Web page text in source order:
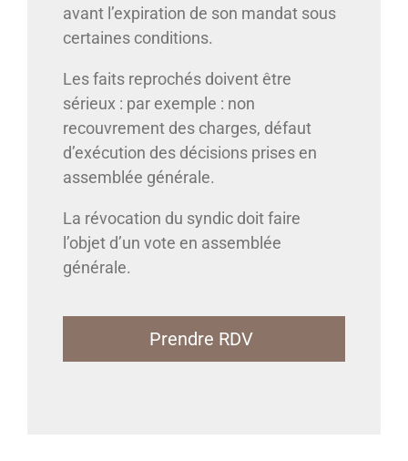
avant l’expiration de son mandat sous
certaines conditions.
Les faits reprochés doivent être
sérieux : par exemple : non
recouvrement des charges, défaut
d’exécution des décisions prises en
assemblée générale.
La révocation du syndic doit faire
l’objet d’un vote en assemblée
générale.
Prendre RDV